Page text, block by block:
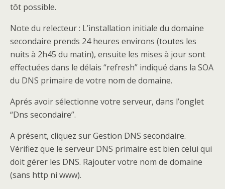
tôt possible.
Note du relecteur : L’installation initiale du domaine
secondaire prends 24 heures environs (toutes les
nuits à 2h45 du matin), ensuite les mises à jour sont
effectuées dans le délais “refresh” indiqué dans la SOA
du DNS primaire de votre nom de domaine.
Aprés avoir sélectionne votre serveur, dans l’onglet
“Dns secondaire”.
A présent, cliquez sur Gestion DNS secondaire.
Vérifiez que le serveur DNS primaire est bien celui qui
doit gérer les DNS. Rajouter votre nom de domaine
(sans http ni www).